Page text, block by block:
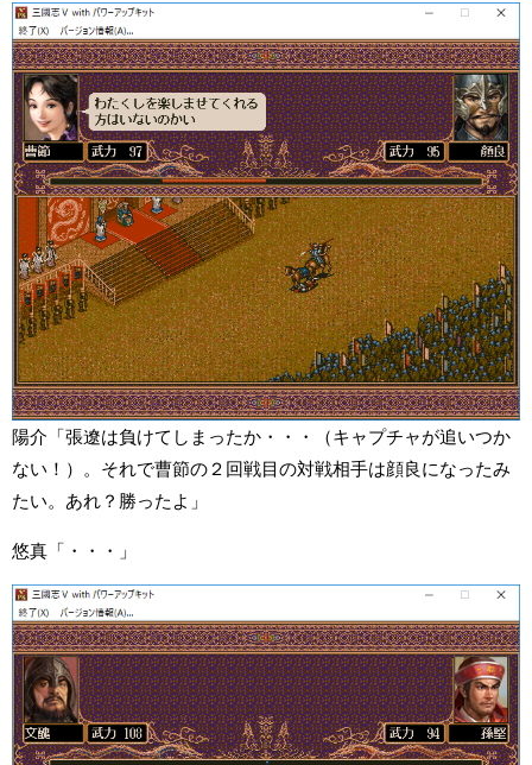
陽介「張遼は負けてしまったか・・・（キャプチャが追いつか
ない！）。それで曹節の２回戦目の対戦相手は顔良になったみ
たい。あれ？勝ったよ」
悠真「・・・」